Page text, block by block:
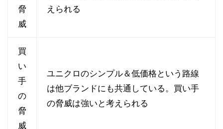
脅
威
えられる
買
い
手
の
脅
威
ユニクロのシンプル＆低価格という路線
は他ブランドにも共通している。買い手
の脅威は強いと考えられる